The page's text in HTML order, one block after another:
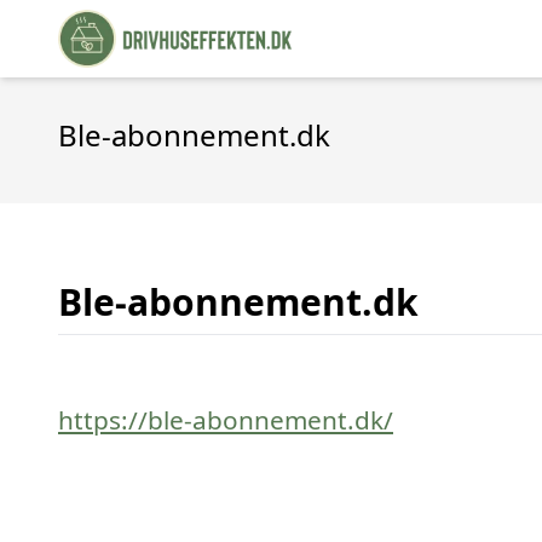
Ble-abonnement.dk
Ble-abonnement.dk
https://ble-abonnement.dk/